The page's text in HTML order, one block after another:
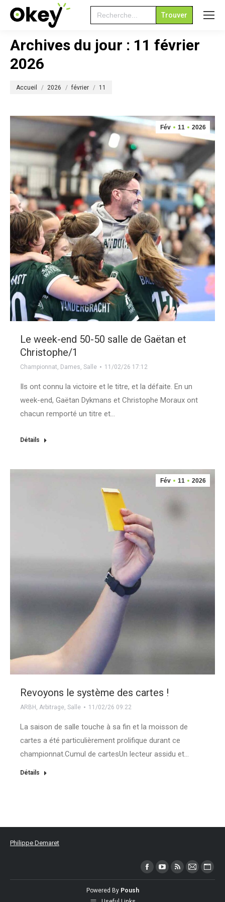
Search
for:
Archives du jour : 11 février
2026
Accueil 2026 février 11
Fév 11 2026
Le week-end 50-50 salle de Gaëtan et
Christophe/1
Championnat, Dames, Salle 11/02/26 17:12
Ils ont connu la victoire et le titre, et la défaite. En un
week-end, Gaëtan Dykmans et Christophe Moraux ont
chacun remporté un titre et…
Détails
Fév 11 2026
Revoyons le système des cartes !
ARBH , Arbitrage, Salle 11/02/26 09:22
La saison de salle touche à sa fin et la moisson de
cartes a été particulièrement prolifique durant ce
championnat.Cumul de cartesUn lecteur assidu et…
Détails
Philippe Demaret
Facebook
YouTubeRSS Mail Site
Powered By Poush